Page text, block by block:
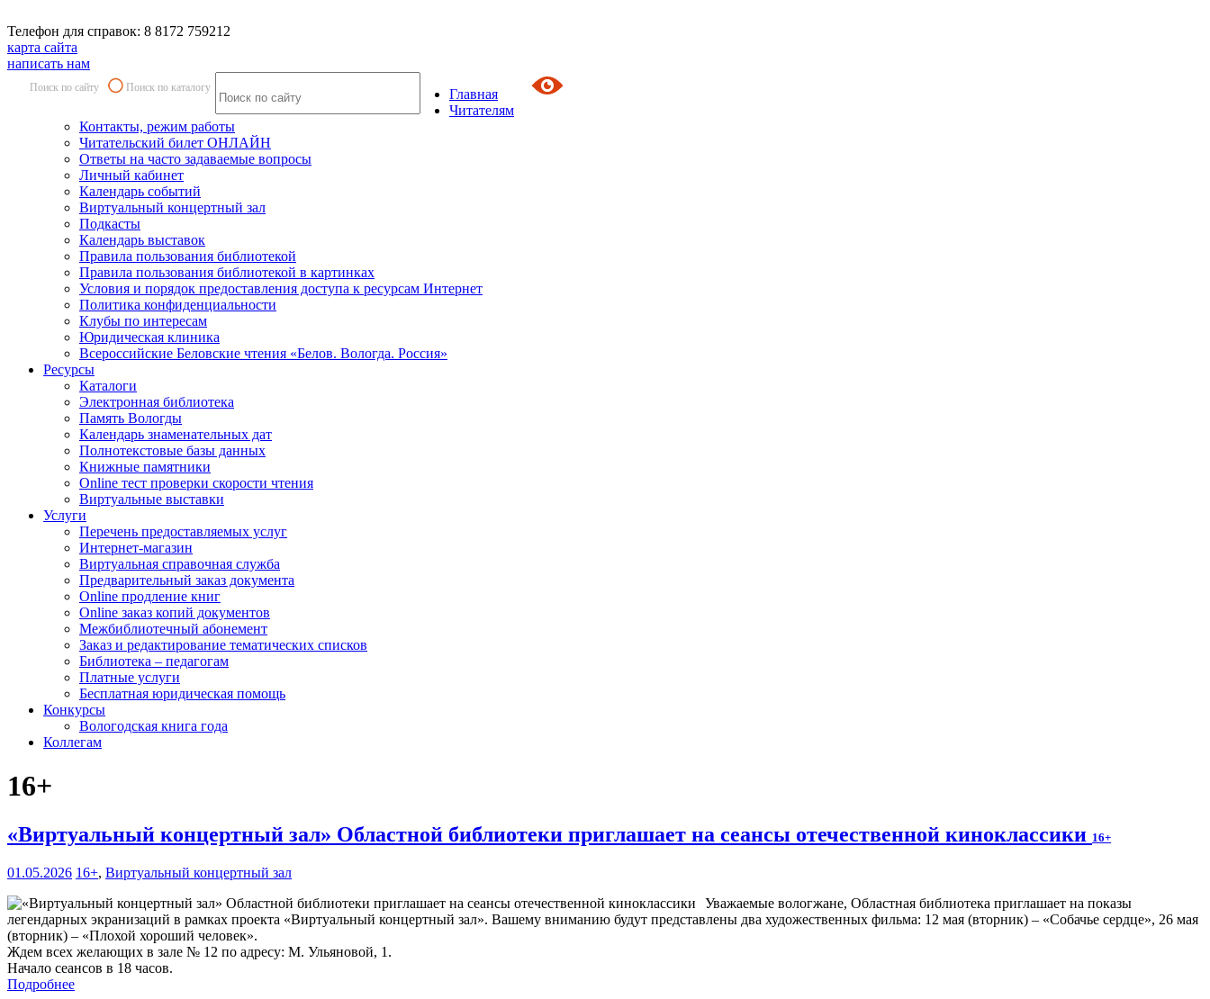
Телефон для справок: 8 8172 759212
карта сайта
написать нам
Поиск по сайту Поиск по каталогу
Главная
Читателям
Контакты, режим работы
Читательский билет ОНЛАЙН
Ответы на часто задаваемые вопросы
Личный кабинет
Календарь событий
Виртуальный концертный зал
Подкасты
Календарь выставок
Правила пользования библиотекой
Правила пользования библиотекой в картинках
Условия и порядок предоставления доступа к ресурсам Интернет
Политика конфиденциальности
Клубы по интересам
Юридическая клиника
Всероссийские Беловские чтения «Белов. Вологда. Россия»
Ресурсы
Каталоги
Электронная библиотека
Память Вологды
Календарь знаменательных дат
Полнотекстовые базы данных
Книжные памятники
Online тест проверки скорости чтения
Виртуальные выставки
Услуги
Перечень предоставляемых услуг
Интернет-магазин
Виртуальная справочная служба
Предварительный заказ документа
Online продление книг
Online заказ копий документов
Межбиблиотечный абонемент
Заказ и редактирование тематических списков
Библиотека – педагогам
Платные услуги
Бесплатная юридическая помощь
Конкурсы
Вологодская книга года
Коллегам
16+
«Виртуальный концертный зал» Областной библиотеки приглашает на сеансы отечественной киноклассики 16+
01.05.2026 16+, Виртуальный концертный зал
Уважаемые вологжане, Областная библиотека приглашает на показы
легендарных экранизаций в рамках проекта «Виртуальный концертный зал». Вашему вниманию будут представлены два художественных фильма: 12 мая (вторник) – «Собачье сердце», 26 мая
(вторник) – «Плохой хороший человек».
Ждем всех желающих в зале № 12 по адресу: М. Ульяновой, 1.
Начало сеансов в 18 часов.
Подробнее